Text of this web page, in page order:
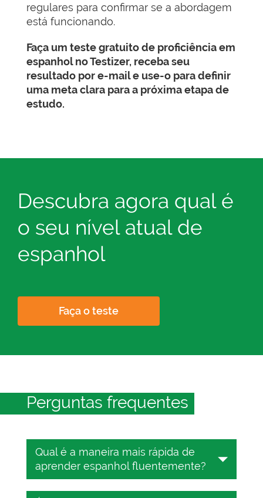
regulares para confirmar se a abordagem
está funcionando.
Faça um teste gratuito de proficiência em
espanhol no Testizer, receba seu
resultado por e-mail e use-o para definir
uma meta clara para a próxima etapa de
estudo.
Descubra agora qual é
o seu nível atual de
espanhol
Faça o teste
Perguntas frequentes
Qual é a maneira mais rápida de
aprender espanhol fluentemente?